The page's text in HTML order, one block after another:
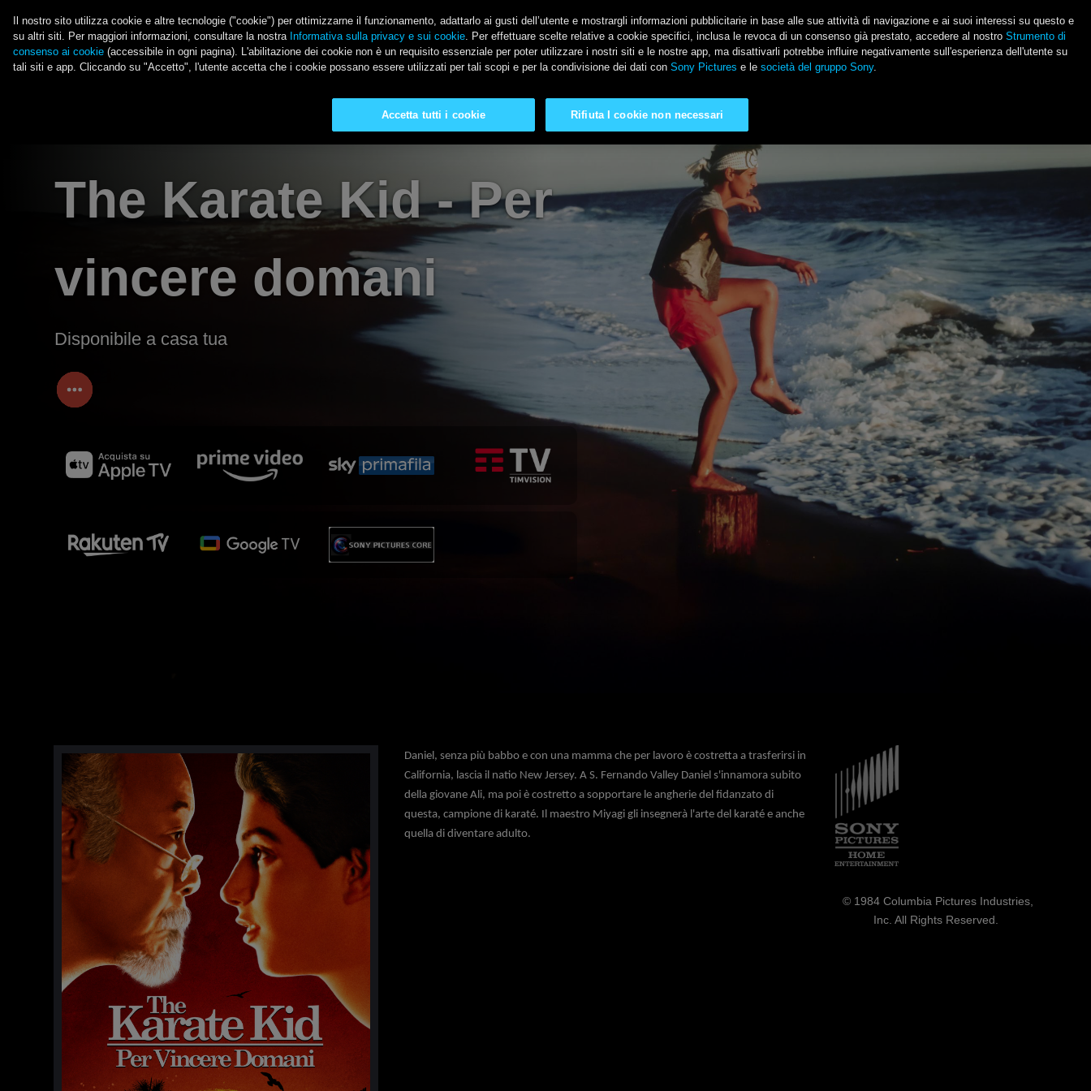
Il nostro sito utilizza cookie e altre tecnologie ("cookie") per ottimizzarne il funzionamento, adattarlo ai gusti dell’utente e mostrargli informazioni pubblicitarie in base alle sue attività di navigazione e ai suoi interessi su questo e
su altri siti. Per maggiori informazioni, consultare la nostra Informativa sulla privacy e sui cookie. Per effettuare scelte relative a cookie specifici, inclusa le revoca di un consenso già prestato, accedere al nostro Strumento di
consenso ai cookie (accessibile in ogni pagina). L'abilitazione dei cookie non è un requisito essenziale per poter utilizzare i nostri siti e le nostre app, ma disattivarli potrebbe influire negativamente sull'esperienza dell'utente su
tali siti e app. Cliccando su "Accetto", l'utente accetta che i cookie possano essere utilizzati per tali scopi e per la condivisione dei dati con Sony Pictures e le società del gruppo Sony.
Rifiuta I cookie non necessari
Accetta tutti i cookie
Main Menu
LE ULTIME NOVITÀ SONY PICTURES Social
The Karate Kid - Per
vincere domani
Disponibile a casa tua
Daniel, senza più babbo e con una mamma che per lavoro è costretta a trasferirsi in
California, lascia il natio New Jersey. A S. Fernando Valley Daniel s'innamora subito
della giovane Ali, ma poi è costretto a sopportare le angherie del fidanzato di
questa, campione di karaté. Il maestro Miyagi gli insegnerà l'arte del karaté e anche
quella di diventare adulto.
Immagine
© 1984 Columbia Pictures Industries,
Inc. All Rights Reserved.